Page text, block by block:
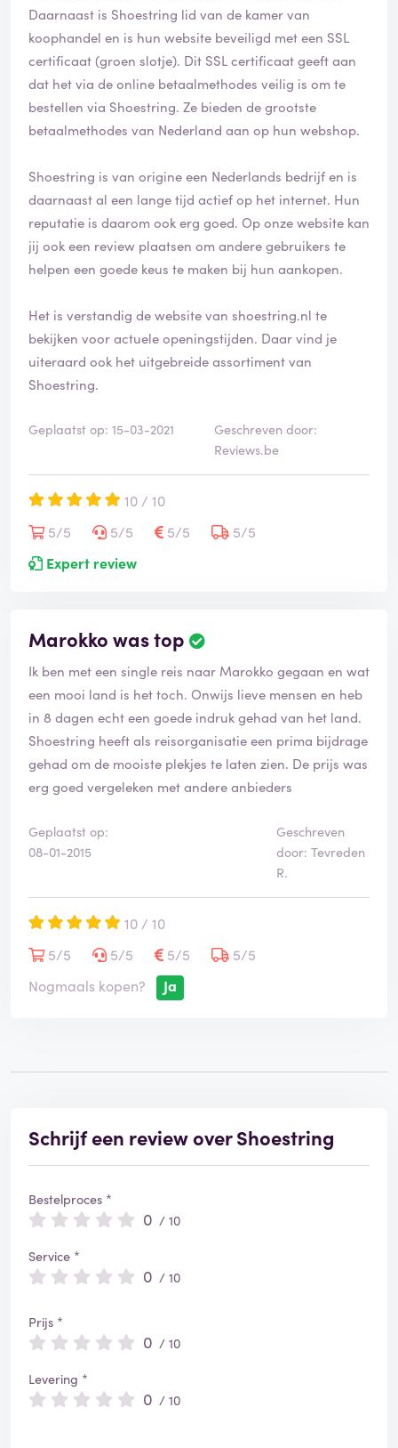
Daarnaast is Shoestring lid van de kamer van
koophandel en is hun website beveiligd met een SSL
certificaat (groen slotje). Dit SSL certificaat geeft aan
dat het via de online betaalmethodes veilig is om te
bestellen via Shoestring. Ze bieden de grootste
betaalmethodes van Nederland aan op hun webshop.
Shoestring is van origine een Nederlands bedrijf en is
daarnaast al een lange tijd actief op het internet. Hun
reputatie is daarom ook erg goed. Op onze website kan
jij ook een review plaatsen om andere gebruikers te
helpen een goede keus te maken bij hun aankopen.
Het is verstandig de website van shoestring.nl te
bekijken voor actuele openingstijden. Daar vind je
uiteraard ook het uitgebreide assortiment van
Shoestring.
Geplaatst op: 15-03-2021
Geschreven door:
Reviews.be
10 / 10
5/5
5/5 5/5
5/5
Expert review
Marokko was top
Ik ben met een single reis naar Marokko gegaan en wat
een mooi land is het toch. Onwijs lieve mensen en heb
in 8 dagen echt een goede indruk gehad van het land.
Shoestring heeft als reisorganisatie een prima bijdrage
gehad om de mooiste plekjes te laten zien. De prijs was
erg goed vergeleken met andere anbieders
Geplaatst op:
08-01-2015
Geschreven
door: Tevreden
R.
10 / 10
5/5
5/5 5/5
5/5
Nogmaals kopen?
Ja
Schrijf een review over Shoestring
Bestelproces *
0 / 10
Service *
0 / 10
Prijs *
0 / 10
Levering *
0 / 10